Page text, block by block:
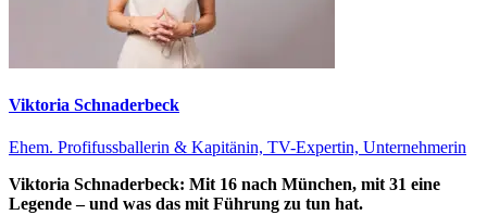
Viktoria Schnaderbeck
Ehem. Profifussballerin & Kapitänin, TV-Expertin, Unternehmerin
Viktoria Schnaderbeck: Mit 16 nach München, mit 31 eine
Legende – und was das mit Führung zu tun hat.